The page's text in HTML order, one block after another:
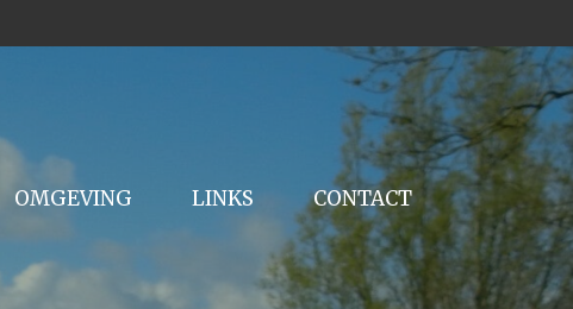
OMGEVING LINKS
CONTACT